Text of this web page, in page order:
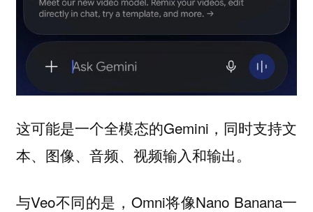
这可能是一个全模态的Gemini，同时支持文
本、图像、音频、视频输入和输出。
与Veo不同的是，Omni将像Nano Banana一